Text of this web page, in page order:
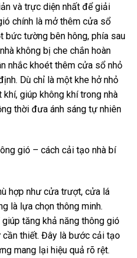
và trực diện nhất để giải
chính là mở thêm cửa sổ
bức tường bên hông, phía sau
không bị che chắn hoàn
nhắc khoét thêm cửa sổ nhỏ
Dù chỉ là một khe hở nhỏ
giúp không khí trong nhà
thời đưa ánh sáng tự nhiên
hợp như cửa trượt, cửa lá
là lựa chọn thông minh.
tăng khả năng thông gió
thiết. Đây là bước cải tạo
mang lại hiệu quả rõ rệt.